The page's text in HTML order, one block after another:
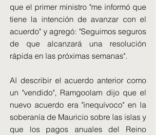
que el primer ministro "me informó que
tiene la intención de avanzar con el
acuerdo" y agregó: "Seguimos seguros
de que alcanzará una resolución
rápida en las próximas semanas".
Al describir el acuerdo anterior como
un "vendido", Ramgoolam dijo que el
nuevo acuerdo era "inequívoco" en la
soberanía de Mauricio sobre las islas y
que los pagos anuales del Reino